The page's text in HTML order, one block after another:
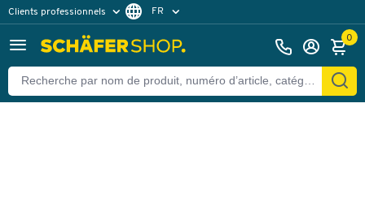
Clients professionnels
Clients particuliers
FR
0
Retour